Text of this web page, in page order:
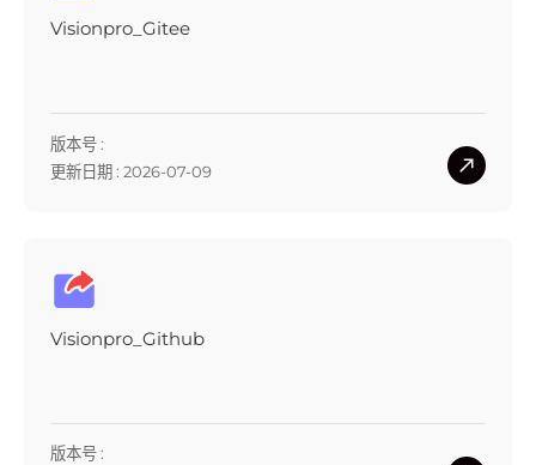
Visionpro_Gitee
版本号 :
更新日期 : 2026-07-09
Visionpro_Github
版本号 :